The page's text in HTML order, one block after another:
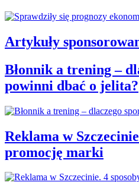
Artykuły
Błonnik a trening –
powinni dbać o jelita?
Reklama w
promocję marki